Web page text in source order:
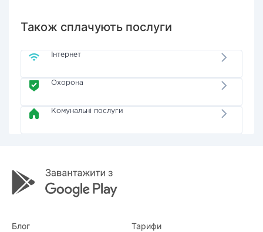
Також сплачують послуги
Інтернет
Охорона
Комунальні послуги
Блог Тарифи